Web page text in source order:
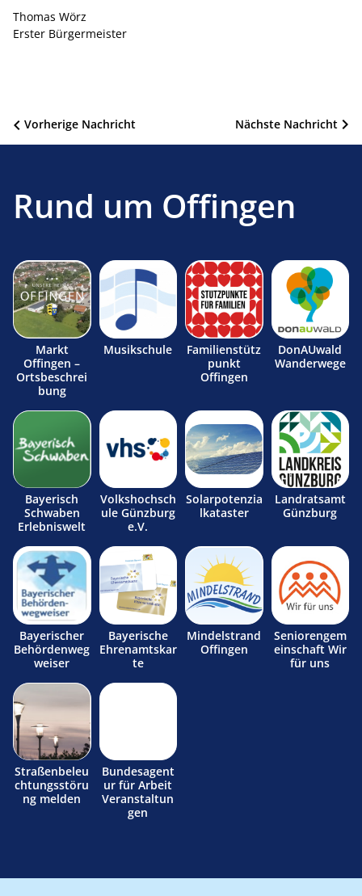
Thomas Wörz
Erster Bürgermeister
Beitragsnavigation Nächste Nachricht
Vorherige Nachricht
Rund um Offingen
Markt
Offingen –
Ortsbeschrei
bung
Musikschule
Familienstütz
punkt
Offingen
DonAUwald
Wanderwege
Bayerisch
Schwaben
Erlebniswelt
Volkshochsch
ule Günzburg
e.V.
Solarpotenzia
lkataster
Landratsamt
Günzburg
Bayerischer
Behördenweg
weiser
Bayerische
Ehrenamtskar
te
Mindelstrand
Offingen
Seniorengem
einschaft Wir
für uns
Straßenbeleu
chtungsstöru
ng melden
Bundesagent
ur für Arbeit
Veranstaltun
gen